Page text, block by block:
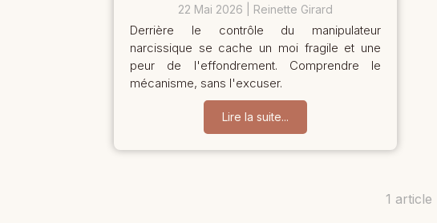
22 Mai 2026 Reinette Girard
Derrière le contrôle du manipulateur
narcissique se cache un moi fragile et une
peur de l'effondrement. Comprendre le
mécanisme, sans l'excuser.
Lire la suite...
1 article